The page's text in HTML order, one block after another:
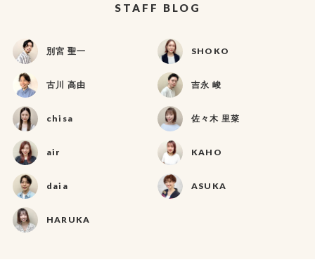
STAFF BLOG
別宮 聖一 SHOKO
古川 高由 吉永 峻
chisa 佐々木 里菜
air KAHO
daia ASUKA
HARUKA